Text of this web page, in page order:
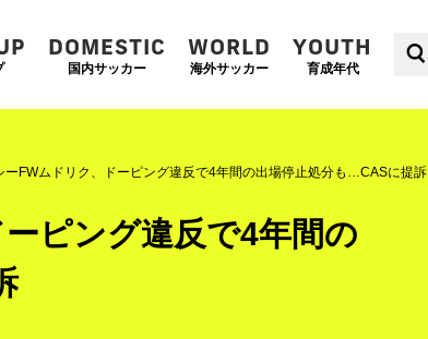
DOMESTIC
国内サッカー
WORLD
海外サッカー
YOUTH
育成年代
ーFWムドリク、ドーピング違反で4年間の出場停止処分も…CASに提訴
ピング違反で4年間の